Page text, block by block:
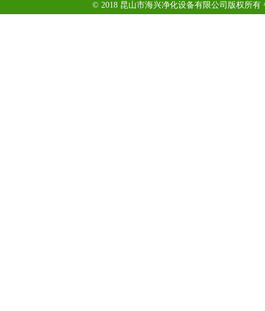
© 2018 昆山市海兴净化设备有限公司版权所有